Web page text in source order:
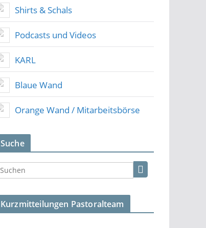
Shirts & Schals
Podcasts und Videos
KARL
Blaue Wand
Orange Wand / Mitarbeitsbörse
Suche
Kurzmitteilungen Pastoralteam